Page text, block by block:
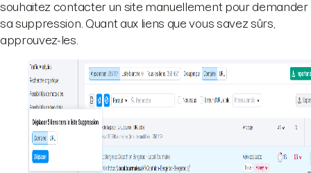
souhaitez contacter un site manuellement pour demander
sa suppression. Quant aux liens que vous savez sûrs,
approuvez-les.